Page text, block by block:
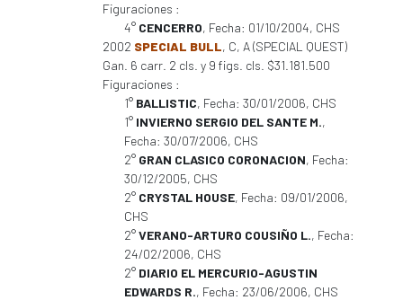
Figuraciones :
4° CENCERRO, Fecha: 01/10/2004, CHS
2002 SPECIAL BULL, C, A (SPECIAL QUEST)
Gan. 6 carr. 2 cls. y 9 figs. cls. $31.181.500
Figuraciones :
1° BALLISTIC, Fecha: 30/01/2006, CHS
1° INVIERNO SERGIO DEL SANTE M.,
Fecha: 30/07/2006, CHS
2° GRAN CLASICO CORONACION, Fecha:
30/12/2005, CHS
2° CRYSTAL HOUSE, Fecha: 09/01/2006,
CHS
2°VERANO-ARTURO COUSIÑO L., Fecha:
24/02/2006, CHS
2° DIARIO EL MERCURIO-AGUSTIN
EDWARDS R., Fecha: 23/06/2006, CHS